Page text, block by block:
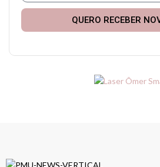
QUERO RECEBER